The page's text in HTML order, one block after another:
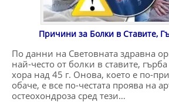
Причини за Болки в Ставите,
По данни на Световната здравна
най-често от болки в ставите,
хора над 45 г. Онова, което е по-
обаче, е все по-честата проява на
остеохондроза сред тези…